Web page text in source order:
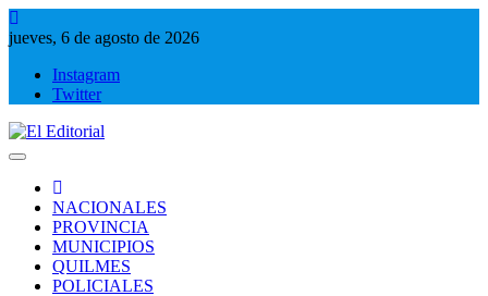
Saltar
al
jueves, 6 de agosto de 2026
Instagram
Twitter
NACIONALES
PROVINCIA
MUNICIPIOS
QUILMES
POLICIALES